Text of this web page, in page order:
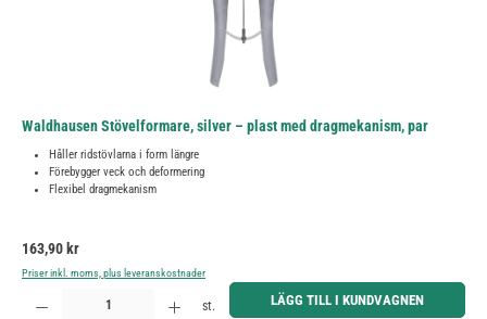
Waldhausen Stövelformare, silver – plast med dragmekanism, par
Håller ridstövlarna i form längre
Förebygger veck och deformering
Flexibel dragmekanism
Ordinarie pris:
163,90 kr
Priser inkl. moms, plus leveranskostnader
Produktkvantitet: Ange önskat belopp eller använd knapparna för att öka eller minska kvantiteten.
st. LÄGG TILL I KUNDVAGNEN